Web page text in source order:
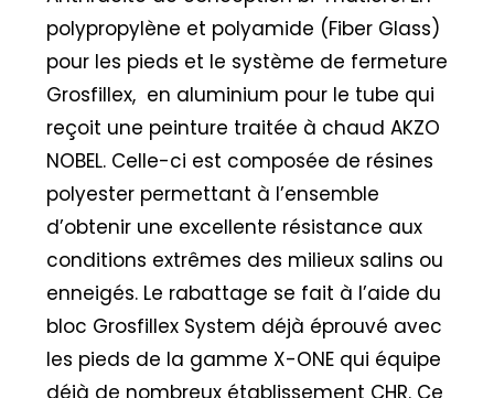
polypropylène et polyamide (Fiber Glass)
pour les pieds et le système de fermeture
Grosfillex, en aluminium pour le tube qui
reçoit une peinture traitée à chaud AKZO
NOBEL. Celle-ci est composée de résines
polyester permettant à l’ensemble
d’obtenir une excellente résistance aux
conditions extrêmes des milieux salins ou
enneigés. Le rabattage se fait à l’aide du
bloc Grosfillex System déjà éprouvé avec
les pieds de la gamme X-ONE qui équipe
déjà de nombreux établissement CHR. Ce